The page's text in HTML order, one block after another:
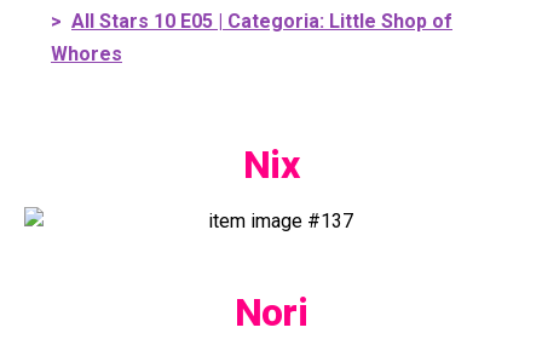
> All Stars 10 E05 | Categoria: Little Shop of
Whores
Nix
Nori